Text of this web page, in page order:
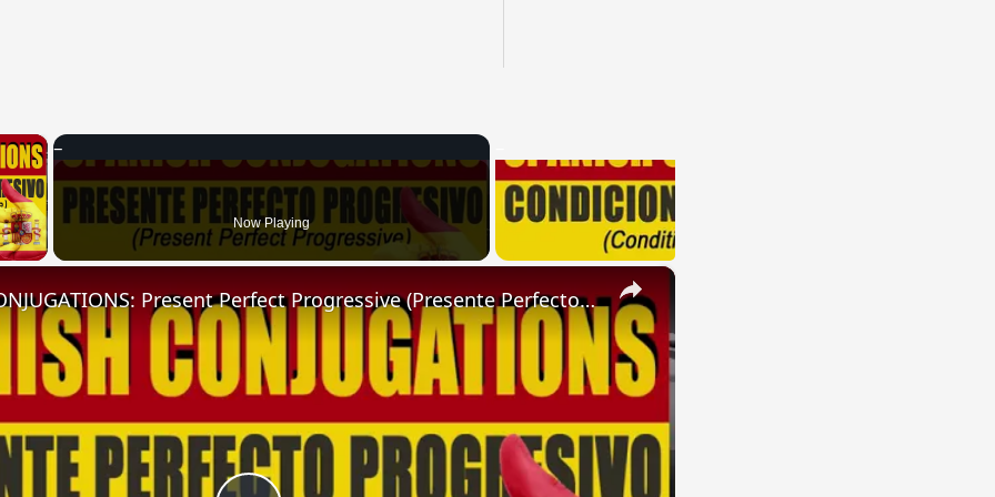
×
Video Now Playing
×
SPANISH CONJUGATIONS: Present Perfect Progressive (Presente Perfecto Progresivo)